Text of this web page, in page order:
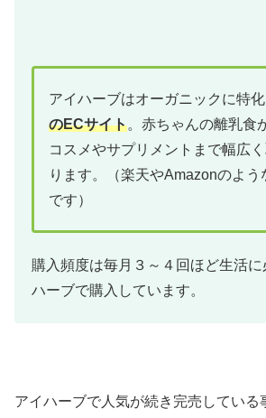
アイハーブはオーガニックに特
のECサイト。赤ちゃんの離乳食
コスメやサプリメントまで幅広
ります。（楽天やAmazonのよう
です）
購入頻度は毎月３～４回ほど生活に
ハーブで購入しています。
アイハーブで人気が続き完売している